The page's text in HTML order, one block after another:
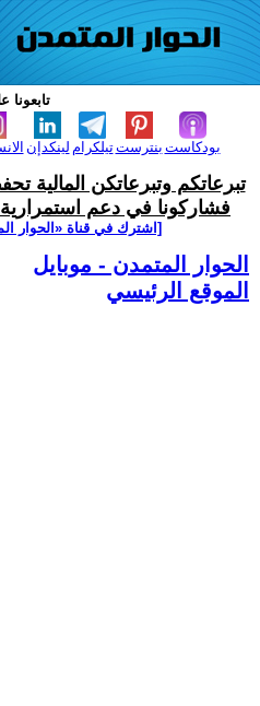
تابعونا
لينكدإن تيلكرامبنترست بودكاست
تبرعاتكم وتبرعاتكن المالية
فشاركونا في دعم استمرارية
[اشترك في قناة ‫«الحوار
الحوار المتمدن - موبايل
الموقع الرئيسي